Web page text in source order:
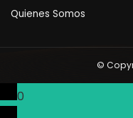
Quienes Somos
©
0